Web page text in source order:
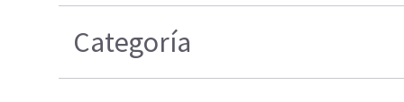
Categoría